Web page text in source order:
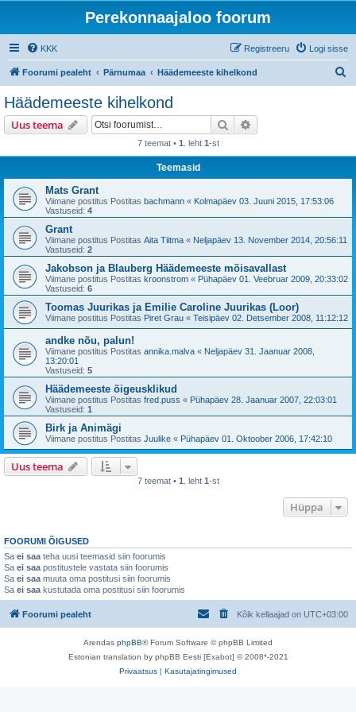
Perekonnaajaloo foorum
KKK Logi sisse
Registreeru
Foorumi pealeht Pärnumaa Häädemeeste kihelkond
Häädemeeste kihelkond
Uus teema Otsi
7 teemat • 1 . leht 1-st
Teemasid
Mats Grant
Viimane postitus Postitas bachmann « Kolmapäev 03. Juuni 2015, 17:53:06
Vastuseid: 4
Grant
Viimane postitus Postitas Aita Tiitma « Neljapäev 13. November 2014, 20:56:11
Vastuseid: 2
Jakobson ja Blauberg Häädemeeste mõisavallast
Viimane postitus Postitas kroonstrom « Pühapäev 01. Veebruar 2009, 20:33:02
Vastuseid: 6
Toomas Juurikas ja Emilie Caroline Juurikas (Loor)
Viimane postitus Postitas Piret Grau « Teisipäev 02. Detsember 2008, 11:12:12
andke nõu, palun!
Viimane postitus Postitas annika.malva « Neljapäev 31. Jaanuar 2008,
13:20:01
Vastuseid: 5
Häädemeeste õigeusklikud
Viimane postitus Postitas fred.puss « Pühapäev 28. Jaanuar 2007, 22:03:01
Vastuseid: 1
Birk ja Animägi
Viimane postitus Postitas Juulike « Pühapäev 01. Oktoober 2006, 17:42:10
Uus teema
7 teemat • 1 . leht 1-st
Hüppa
FOORUMI ÕIGUSED
Sa ei saa teha uusi teemasid siin foorumis
Sa ei saa postitustele vastata siin foorumis
Sa ei saa muuta oma postitusi siin foorumis
Sa ei saa kustutada oma postitusi siin foorumis
Foorumi pealeht Kõik kellaajad on UTC+03:00
Arendas phpBB® Forum Software © phpBB Limited
Estonian translation by phpBB Eesti [Exabot] © 2008*-2021
Privaatsus | Kasutajatingimused